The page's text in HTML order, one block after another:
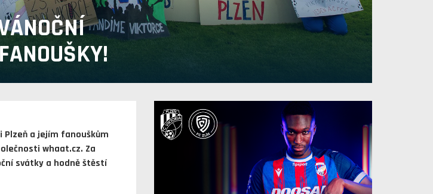
a jejím fanouškům
whaat.cz. Za
svátky a hodně štěstí